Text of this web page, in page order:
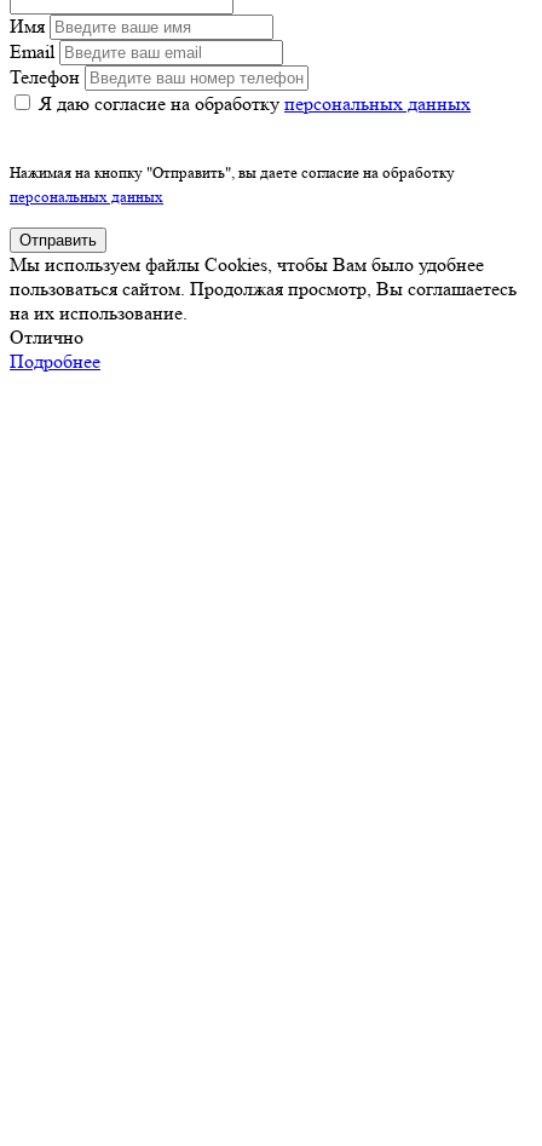
Имя
Email
Телефон
Я даю согласие на обработку персональных данных
Нажимая на кнопку "Отправить", вы даете согласие на обработку
персональных данных
Отправить
Мы используем файлы Cookies, чтобы Вам было удобнее
пользоваться сайтом. Продолжая просмотр, Вы соглашаетесь
на их использование.
Отлично
Подробнее